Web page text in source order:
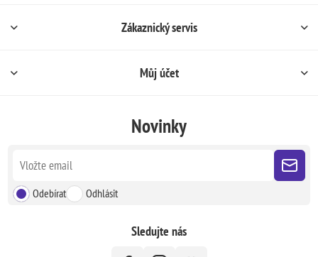
Zákaznický servis
Můj účet
Novinky
Odebírat Odhlásit
Sledujte nás